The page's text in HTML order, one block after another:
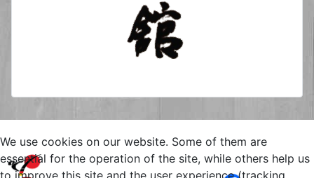
Copyright © 2026 Yuishinkan
Goju-Ryu Karate-Do Kamen
We use cookies on our website. Some of them are
essential for the operation of the site, while others help us
to improve this site and the user experience (tracking